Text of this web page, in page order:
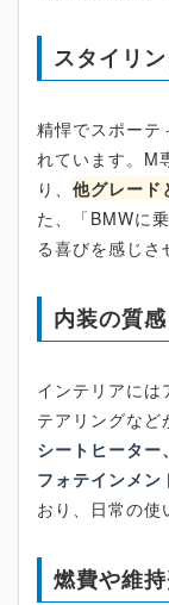
スタイリ
精悍でスポーテ
れています。M
り、 他グレード
た、「BMWに
る喜びを感じさ
内装の質
インテリアには
テアリングなど
シートヒータ
フォテインメン
おり、日常の使
燃費や維